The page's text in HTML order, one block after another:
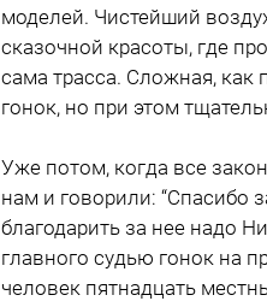
моделей. Чистейший
сказочной красоты, где
сама трасса. Сложная, как
гонок, но при этом
Уже потом, когда все
нам и говорили: “Спасибо
благодарить за нее надо
главного судью гонок на
человек пятнадцать